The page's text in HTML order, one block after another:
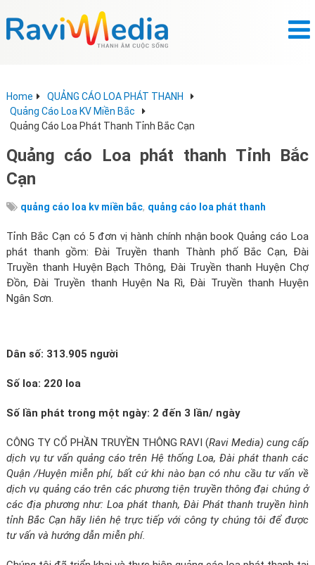
Home
QUẢNG CÁO LOA PHÁT THANH
Quảng Cáo Loa KV Miền Bắc
Quảng Cáo Loa Phát Thanh Tỉnh Bắc Cạn
Quảng cáo Loa phát thanh Tỉnh Bắc
Cạn
quảng cáo loa kv miền bắc, quảng cáo loa phát thanh
Tỉnh Bắc Cạn có 5 đơn vị hành chính nhận book Quảng cáo Loa
phát thanh gồm: Đài Truyền thanh Thành phố Bắc Cạn, Đài
Truyền thanh Huyện Bạch Thông, Đài Truyền thanh Huyện Chợ
Đồn, Đài Truyền thanh Huyện Na Rì, Đài Truyền thanh Huyện
Ngân Sơn.
Dân số: 313.905 người
Số loa: 220 loa
Số lần phát trong một ngày: 2 đến 3 lần/ ngày
CÔNG TY CỔ PHẦN TRUYỀN THÔNG RAVI (Ravi Media) cung cấp
dịch vụ tư vấn quảng cáo trên Hệ thống Loa, Đài phát thanh các
Quận /Huyện miễn phí, bất cứ khi nào bạn có nhu cầu tư vấn về
dịch vụ quảng cáo trên các phương tiện truyền thông đại chúng ở
các địa phương như: Loa phát thanh, Đài Phát thanh truyền hình
tỉnh Bắc Cạn hãy liên hệ trực tiếp với công ty chúng tôi để được
tư vấn và hướng dẫn miễn phí.